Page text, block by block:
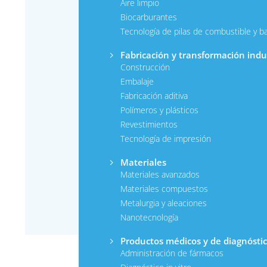
Aire limpio
Biocarburantes
Tecnología de pilas de combustible y
Fabricación y transformación
Construcción
Embalaje
Fabricación aditiva
Polímeros y plásticos
Revestimientos
Tecnología de impresión
Materiales
Materiales avanzados
Materiales compuestos
Metalurgia y aleaciones
Nanotecnología
Productos médicos y de
Administración de fármacos